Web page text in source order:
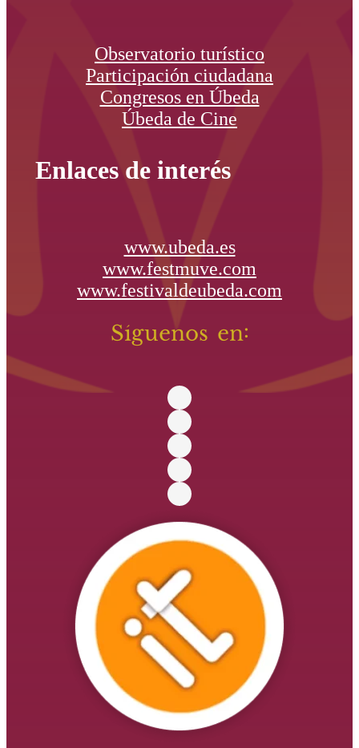
Observatorio turístico
Participación ciudadana
Congresos en Úbeda
Úbeda de Cine
Enlaces de interés
www.ubeda.es
www.festmuve.com
www.festivaldeubeda.com
Síguenos en: